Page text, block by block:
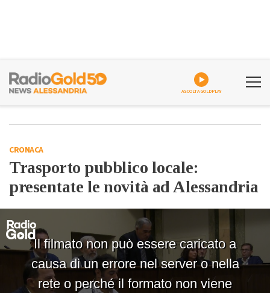
ASCOLTA GOLDPLAY
CRONACA
Trasporto pubblico locale:
presentate le novità ad Alessandria